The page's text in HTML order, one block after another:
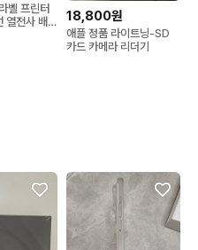
벨 프린터
열전사 배
18,800원
애플 정품 라이트닝-SD
카드 카메라 리더기